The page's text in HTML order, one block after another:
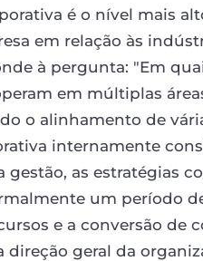
é o nível mais
em relação às
à pergunta: "Em
em múltiplas
o alinhamento de
internamente
gestão, as estratégias
um período
e a conversão de
direção geral da